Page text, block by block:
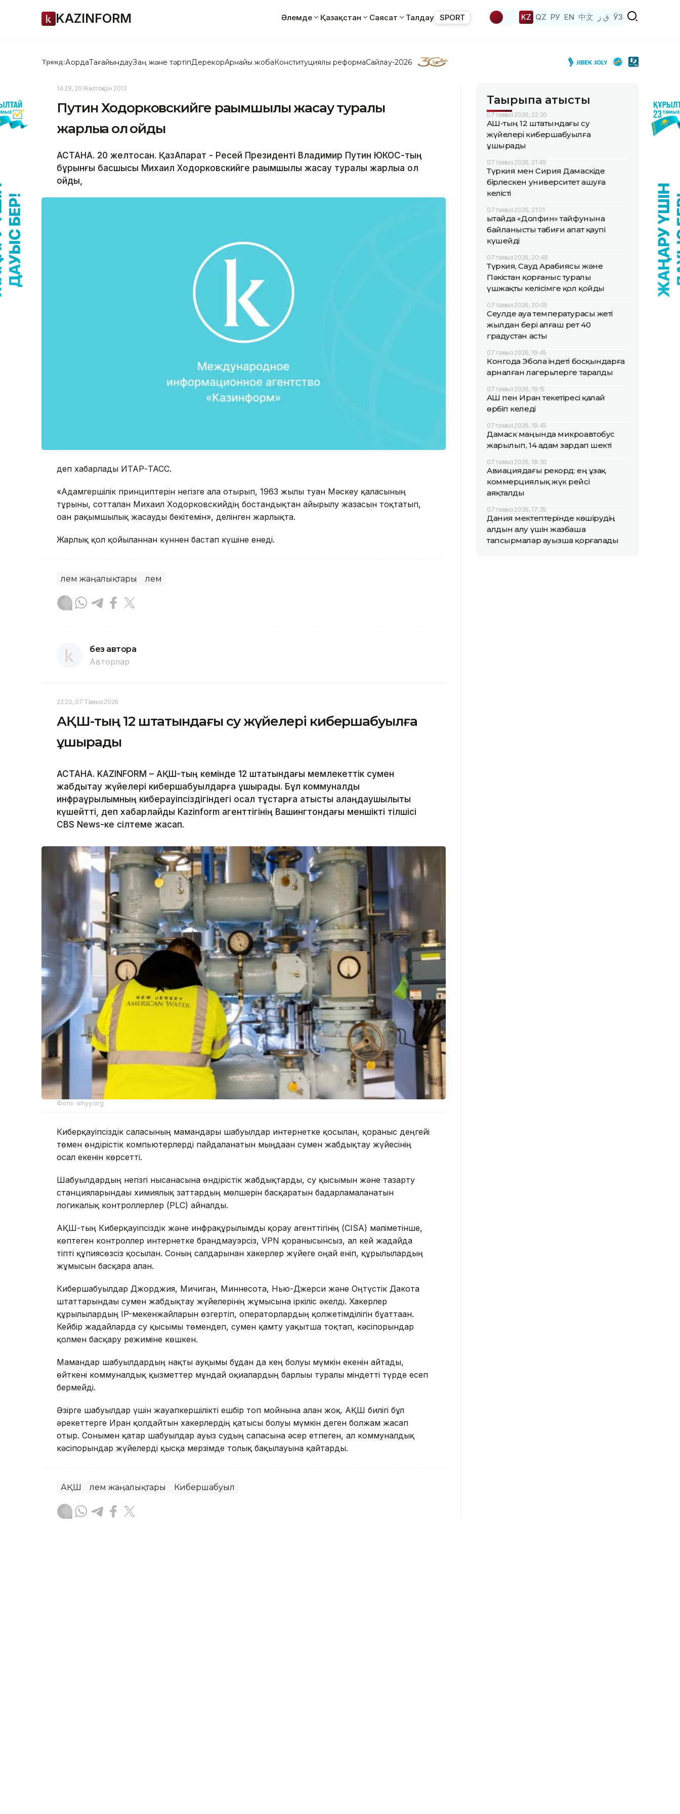
KAZINFORM Әлемде Қазақстан Саясат Талдау SPORT KZ QZ РУ EN 中文 ق ز ЎЗ
Тренд:АқордаТағайындауЗаң және тәртіпДерекқорАрнайы жобаКонституциялық реформаСайлау-2026
14:29, 20 Желтоқсан 2013
Путин Ходорковскийге рақымшылық жасау туралы
жарлыққа қол қойды
АСТАНА. 20 желтоқсан. ҚазАқпарат - Ресей Президенті Владимир Путин ЮКОС-тың
бұрынғы басшысы Михаил Ходорковскийге рақымшылық жасау туралы жарлыққа қол
қойды,
деп хабарлады ИТАР-ТАСС.
«Адамгершілік принциптерін негізге ала отырып, 1963 жылы туған Мәскеу қаласының
тұрғыны, сотталған Михаил Ходорковскийдің бостандықтан айырылу жазасын тоқтатып,
оған рақымшылық жасауды бекітемін», делінген жарлықта.
Жарлық қол қойылғаннан күннен бастап күшіне енеді.
Әлем жаңалықтары Әлем
без автора
Авторлар
22:20, 07 Тамыз 2026
АҚШ-тың 12 штатындағы су жүйелері кибершабуылға
ұшырады
АСТАНА. KAZINFORM – АҚШ-тың кемінде 12 штатындағы мемлекеттік сумен
жабдықтау жүйелері кибершабуылдарға ұшырады. Бұл коммуналдық
инфрақұрылымның киберқауіпсіздігіндегі осал тұстарға қатысты алаңдаушылықты
күшейтті, деп хабарлайды Kazinform агенттігінің Вашингтондағы меншікті тілшісі
CBS News-ке сілтеме жасап.
Фото: whyy.org
Киберқауіпсіздік саласының мамандары шабуылдар интернетке қосылған, қорғаныс деңгейі
төмен өндірістік компьютерлерді пайдаланатын мыңдаған сумен жабдықтау жүйесінің
осал екенін көрсетті.
Шабуылдардың негізгі нысанасына өндірістік жабдықтарды, су қысымын және тазарту
станцияларындағы химиялық заттардың мөлшерін басқаратын бағдарламаланатын
логикалық контроллерлер (PLC) айналды.
АҚШ-тың Киберқауіпсіздік және инфрақұрылымды қорғау агенттігінің (CISA) мәліметінше,
көптеген контроллер интернетке брандмауэрсіз, VPN қорғанысынсыз, ал кей жағдайда
тіпті құпиясөзсіз қосылған. Соның салдарынан хакерлер жүйеге оңай еніп, құрылғылардың
жұмысын басқара алған.
Кибершабуылдар Джорджия, Мичиган, Миннесота, Нью-Джерси және Оңтүстік Дакота
штаттарындағы сумен жабдықтау жүйелерінің жұмысына іркіліс әкелді. Хакерлер
құрылғылардың IP-мекенжайларын өзгертіп, операторлардың қолжетімділігін бұғаттаған.
Кейбір жағдайларда су қысымы төмендеп, сумен қамту уақытша тоқтап, кәсіпорындар
қолмен басқару режиміне көшкен.
Мамандар шабуылдардың нақты ауқымы бұдан да кең болуы мүмкін екенін айтады,
өйткені коммуналдық қызметтер мұндай оқиғалардың барлығы туралы міндетті түрде есеп
бермейді.
Әзірге шабуылдар үшін жауапкершілікті ешбір топ мойнына алған жоқ. АҚШ билігі бұл
әрекеттерге Иран қолдайтын хакерлердің қатысы болуы мүмкін деген болжам жасап
отыр. Сонымен қатар шабуылдар ауыз судың сапасына әсер етпеген, ал коммуналдық
кәсіпорындар жүйелерді қысқа мерзімде толық бақылауына қайтарды.
АҚШ Әлем жаңалықтары Кибершабуыл
Тақырыпқа қатысты
07 тамыз 2026, 22:20
АҚШ-тың 12 штатындағы су
жүйелері кибершабуылға
ұшырады
07 тамыз 2026, 21:49
Түркия мен Сирия Дамаскіде
бірлескен университет ашуға
келісті
07 тамыз 2026, 21:01
Қытайда «Долфин» тайфунына
байланысты табиғи апат қаупі
күшейді
07 тамыз 2026, 20:48
Түркия, Сауд Арабиясы және
Пәкістан қорғаныс туралы
үшжақты келісімге қол қойды
07 тамыз 2026, 20:05
Сеулде ауа температурасы жеті
жылдан бері алғаш рет 40
градустан асты
07 тамыз 2026, 19:45
Конгода Эбола індеті босқындарға
арналған лагерьлерге таралды
07 тамыз 2026, 19:15
АҚШ пен Иран текетіресі қалай
өрбіп келеді
07 тамыз 2026, 18:45
Дамаск маңында микроавтобус
жарылып, 14 адам зардап шекті
07 тамыз 2026, 18:30
Авиациядағы рекорд: ең ұзақ
коммерциялық жүк рейсі
аяқталды
07 тамыз 2026, 17:35
Дания мектептерінде көшірудің
алдын алу үшін жазбаша
тапсырмалар ауызша қорғалады